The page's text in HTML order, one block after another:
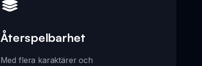
Återspelbarhet
Med flera karaktärer och